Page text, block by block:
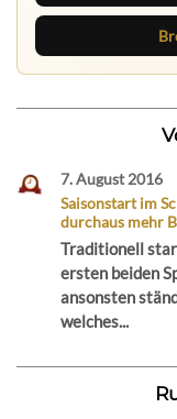
7. August 2016
Saisonstart im
durchaus mehr
Traditionell
ersten beiden
ansonsten
welches...